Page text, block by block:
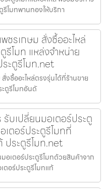
โมทพานทองให้บริกา
ชรเกษม สั่งซื้ออะไหล่
รีโมท แหล่งจำหน่าย
ะตูรีโมท.net
งซื้ออะไหล่ตรงรุ่นได้ที่ร้านขาย
ะตูรีโมทอันดั
บเปลี่ยนมอเตอร์ประตู
ตอร์ประตูรีโมทที่
ประตูรีโมท.net
อเตอร์ประตูรีโมทด้วยสินค้าจาก
ตอร์ประตูรีโมทแท้